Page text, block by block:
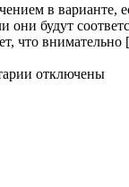
в варианте,
будут
что
отключены